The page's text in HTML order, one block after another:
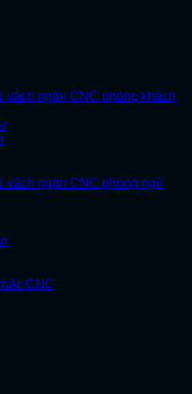
vách ngăn CNC phòng khách
vách ngăn CNC phòng ngủ
CNC